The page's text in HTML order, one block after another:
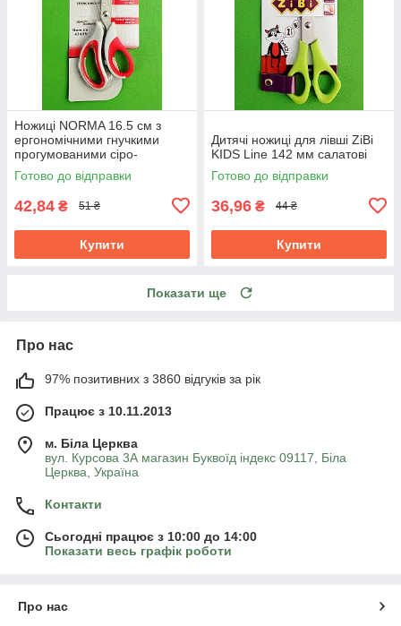
Ножиці NORMA 16.5 см з
ергономічними гнучкими
прогумованими сіро-
червоними ручками 1.8 мм
Готово до відправки
42,84 ₴ 51 ₴
Купити
Дитячі ножиці для лівші ZiBi
KIDS Line 142 мм салатові
Готово до відправки
36,96 ₴ 44 ₴
Купити
Показати ще
Про нас
97% позитивних з 3860 відгуків за рік
Працює з 10.11.2013
м. Біла Церква
вул. Курсова 3А магазин Буквоїд індекс 09117, Біла
Церква, Україна
Контакти
Сьогодні працює з 10:00 до 14:00
Показати весь графік роботи
Про нас